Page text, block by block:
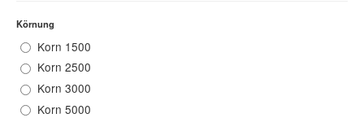
Körnung
Korn 1500
Korn 2500
Korn 3000
Korn 5000